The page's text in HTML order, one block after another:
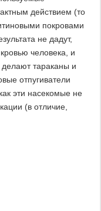
действием (то
покровами
не дадут,
человека, и
делают тараканы и
отпугиватели
эти насекомые не
(в отличие,